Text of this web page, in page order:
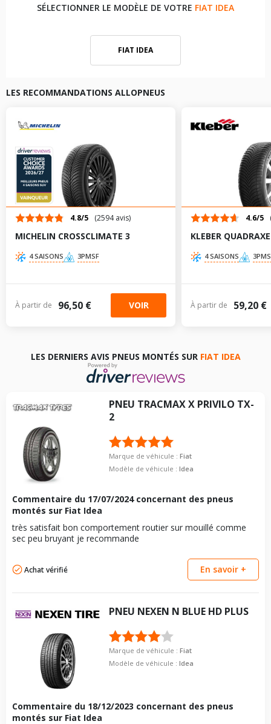
SÉLECTIONNER LE MODÈLE DE VOTRE FIAT IDEA
FIAT IDEA
LES RECOMMANDATIONS ALLOPNEUS
4.8/5 (2594 avis)
MICHELIN CROSSCLIMATE 3
4 SAISONS 3PMSF
À partir de 96,50 € VOIR
4.6/5
KLEBER
4 SAISONS
À partir de 59,20 €
LES DERNIERS AVIS PNEUS MONTÉS SUR FIAT IDEA
PNEU TRACMAXX PRIVILO TX-
2
Marque de véhicule : Fiat
Modèle de véhicule : Idea
Commentaire du 17/07/2024concernant des pneus
montés sur Fiat Idea
très satisfait bon comportement routier sur mouillé comme
sec peu bruyant je recommande
Achat vérifié En savoir +
PNEU NEXEN N BLUE HD PLUS
Marque de véhicule : Fiat
Modèle de véhicule : Idea
Commentaire du 18/12/2023 concernant des pneus
montés sur Fiat Idea